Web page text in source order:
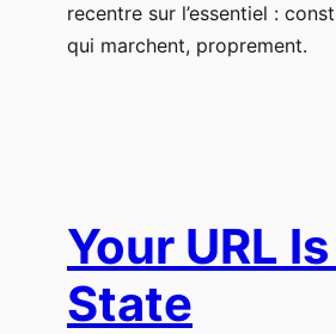
recentre sur l’essentiel :
qui marchent, proprement.
Your URL
State